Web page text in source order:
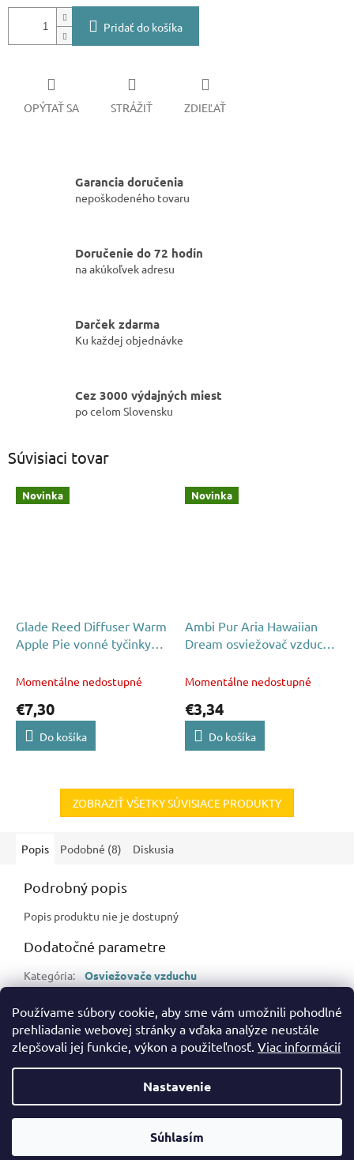
Používame súbory cookie, aby sme vám umožnili pohodlné
prehliadanie webovej stránky a vďaka analýze neustále
zlepšovali jej funkcie, výkon a použiteľnosť. Viac informácií
Nastavenie
Súhlasím
Pridať do košíka
OPÝTAŤ SA STRÁŽIŤ ZDIEĽAŤ
Garancia doručenia
nepoškodeného tovaru
Doručenie do 72 hodín
na akúkoľvek adresu
Darček zdarma
Ku každej objednávke
Cez 3000 výdajných miest
po celom Slovensku
Súvisiaci tovar
Novinka
Glade Reed Diffuser Warm
Apple Pie vonné tyčinky
Momentálne nedostupné
€7,30
Do košíka
Novinka
Ambi Pur Aria Hawaiian
Dream osviežovač vzduchu
Momentálne nedostupné
€3,34
Do košíka
ZOBRAZIŤ VŠETKY SÚVISIACE PRODUKTY
Popis Podobné (8) Diskusia
Podrobný popis
Popis produktu nie je dostupný
Dodatočné parametre
Kategória:
Osviežovače vzduchu
EAN: 3059943026841
Vytvoril Shoptet
bramos.sk. Všetky práva vyhradené.